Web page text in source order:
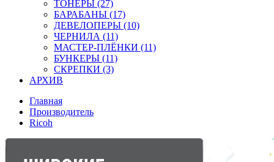
ТОНЕРЫ (27)
БАРАБАНЫ (17)
ДЕВЕЛОПЕРЫ (10)
ЧЕРНИЛА (11)
МАСТЕР-ПЛЁНКИ (11)
БУНКЕРЫ (11)
СКРЕПКИ (3)
АРХИВ
Главная
Производитель
Ricoh